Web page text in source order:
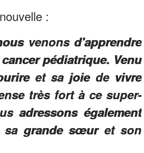
:
venons d'apprendre
pédiatrique. Venu
et sa joie de vivre
très fort à ce super-
adressons également
sa grande sœur et son